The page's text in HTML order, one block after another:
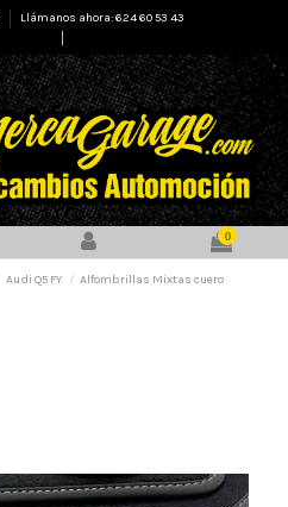
Llámanos ahora: 624 60 53 43
0
Audi Q5 FY
Alfombrillas Mixtas cuero